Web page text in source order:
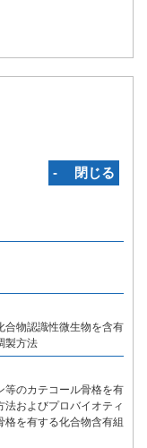
‐ 閉じる
合物認識性微生物を含有
製方法
等のカテコール骨格を有
およびプロバイオティ
格を有する化合物含有組